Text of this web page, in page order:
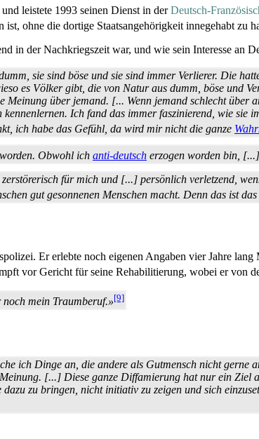
leistete 1993 seinen Dienst in derDeutsch-
ohne die dortige Staats­an­gehörigkeit innegehabt zu
in der Nachkriegszeit war, und wie sein Interesse an
sie sind böse und sie sind immer Verlierer. Die
es Völker gibt, die von Natur aus dumm, böse und
Meinung über jemand. [... Wenn jemand schlecht
Ich fand das immer faszinierend, wie sie
ich habe das Gefühl, da wird mir nicht die ganze
Obwohl ich anti-deutsch erzogen worden bin,
für mich und [...] persönlich verletzend,
gut gesonnenen Menschen macht. Denn das ist
Er erlebte noch eigenen Angaben vier Jahre
vor Gericht für seine Rehabilitierung, wobei er von
mein Traumberuf.»[9]
ich Dinge an, die andere als Gutmensch nicht gerne
[...] Diese ganze Diffamierung hat nur ein
zu bringen, nicht initiativ zu zeigen und sich